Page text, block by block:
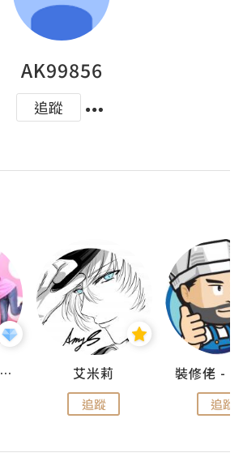
AK99856
追蹤
儍媽媽與兩隻小魔怪之家 艾米莉
追蹤 追蹤